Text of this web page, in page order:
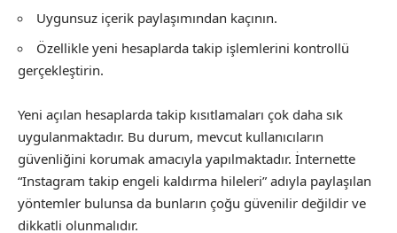
Uygunsuz içerik paylaşımından kaçının.
Özellikle yeni hesaplarda takip işlemlerini kontrollü
gerçekleştirin.
Yeni açılan hesaplarda takip kısıtlamaları çok daha sık
uygulanmaktadır. Bu durum, mevcut kullanıcıların
güvenliğini korumak amacıyla yapılmaktadır. İnternette
“Instagram takip engeli kaldırma hileleri” adıyla paylaşılan
yöntemler bulunsa da bunların çoğu güvenilir değildir ve
dikkatli olunmalıdır.